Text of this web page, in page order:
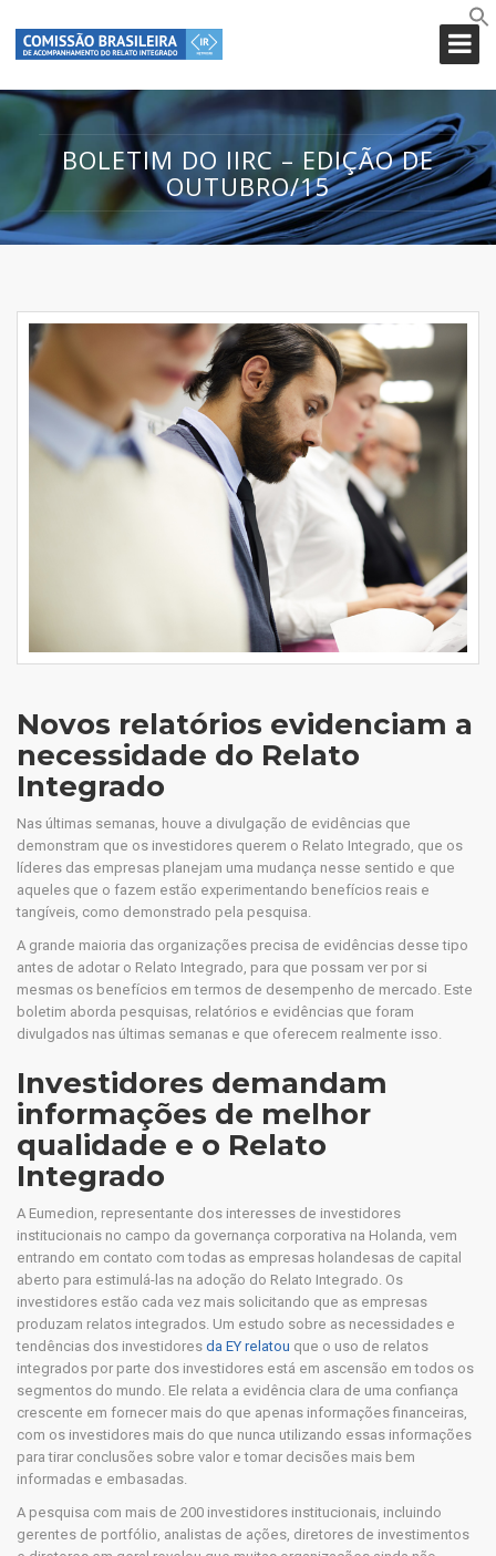
BOLETIM DO IIRC – EDIÇÃO DE
OUTUBRO/15
Novos relatórios evidenciam a
necessidade do Relato
Integrado
Nas últimas semanas, houve a divulgação de evidências que
demonstram que os investidores querem o Relato Integrado, que os
líderes das empresas planejam uma mudança nesse sentido e que
aqueles que o fazem estão experimentando benefícios reais e
tangíveis, como demonstrado pela pesquisa.
A grande maioria das organizações precisa de evidências desse tipo
antes de adotar o Relato Integrado, para que possam ver por si
mesmas os benefícios em termos de desempenho de mercado. Este
boletim aborda pesquisas, relatórios e evidências que foram
divulgados nas últimas semanas e que oferecem realmente isso.
Investidores demandam
informações de melhor
qualidade e o Relato
Integrado
A Eumedion, representante dos interesses de investidores
institucionais no campo da governança corporativa na Holanda, vem
entrando em contato com todas as empresas holandesas de capital
aberto para estimulá-las na adoção do Relato Integrado. Os
investidores estão cada vez mais solicitando que as empresas
produzam relatos integrados. Um estudo sobre as necessidades e
tendências dos investidores da EY relatou que o uso de relatos
integrados por parte dos investidores está em ascensão em todos os
segmentos do mundo. Ele relata a evidência clara de uma confiança
crescente em fornecer mais do que apenas informações financeiras,
com os investidores mais do que nunca utilizando essas informações
para tirar conclusões sobre valor e tomar decisões mais bem
informadas e embasadas.
A pesquisa com mais de 200 investidores institucionais, incluindo
gerentes de portfólio, analistas de ações, diretores de investimentos